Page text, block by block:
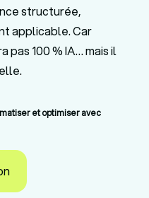
structurée,
applicable. Car
pas 100 % IA… mais il
et optimiser avec